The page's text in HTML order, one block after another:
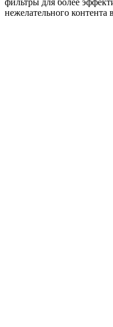
фильтры для более
нежелательного